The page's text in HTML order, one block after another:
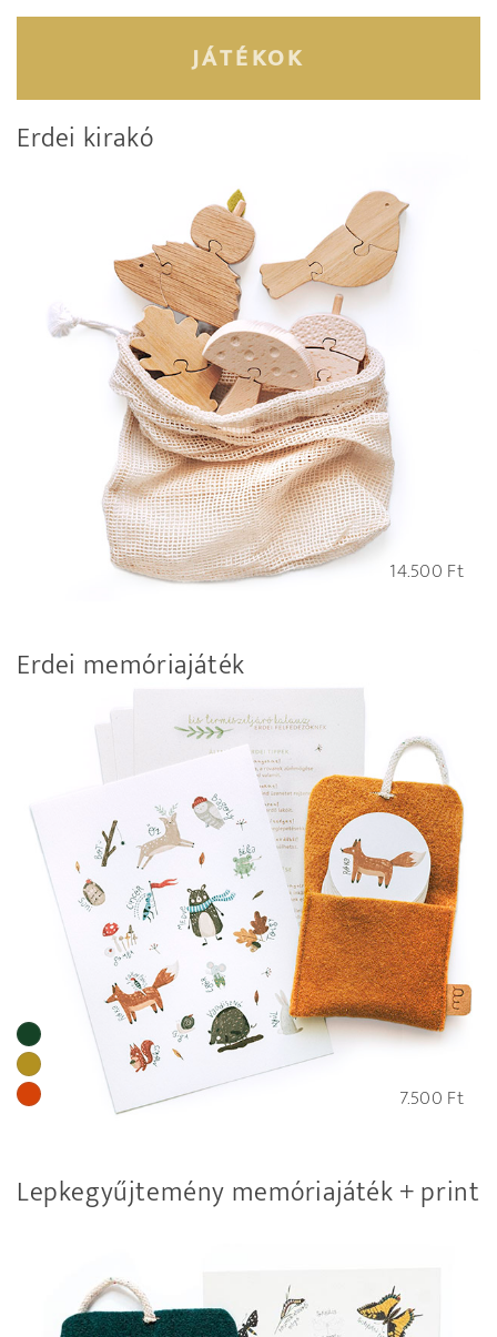
JÁTÉKOK
Erdei kirakó
14.500 Ft
Erdei memóriajáték
7.500 Ft
Lepkegyűjtemény memóriajáték + print